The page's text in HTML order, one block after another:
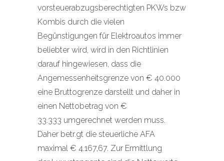
vorsteuerabzugsberechtigten PKWs bzw
Kombis durch die vielen
Begünstigungen für Elektroautos immer
beliebter wird, wird in den Richtlinien
darauf hingewiesen, dass die
Angemessenheitsgrenze von € 40.000
eine Bruttogrenze darstellt und daher in
einen Nettobetrag von €
33.333 umgerechnet werden muss.
Daher betr.gt die steuerliche AFA
maximal € 4.167,67. Zur Ermittlung